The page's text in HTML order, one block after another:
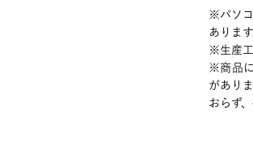
※パソ
あります
※生産
※商品
があり
おらず